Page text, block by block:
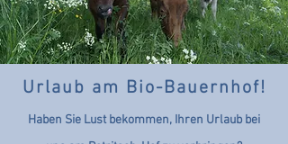
Urlaub am Bio-Bauernhof!
Haben Sie Lust bekommen, Ihren Urlaub bei